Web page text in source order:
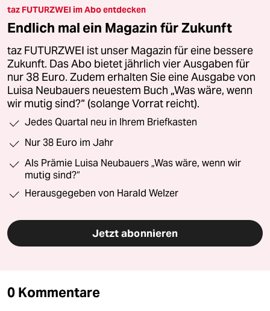
taz FUTURZWEI im Abo entdecken
Endlich mal ein Magazin für Zukunft
taz FUTURZWEI ist unser Magazin für eine bessere
Zukunft. Das Abo bietet jährlich vier Ausgaben für
nur 38 Euro. Zudem erhalten Sie eine Ausgabe von
Luisa Neubauers neuestem Buch „Was wäre, wenn
wir mutig sind?“ (solange Vorrat reicht).
Jedes Quartal neu in Ihrem Briefkasten
Nur 38 Euro im Jahr
Als Prämie Luisa Neubauers „Was wäre, wenn wir
mutig sind?“
Herausgegeben von Harald Welzer
Jetzt abonnieren
0 Kommentare